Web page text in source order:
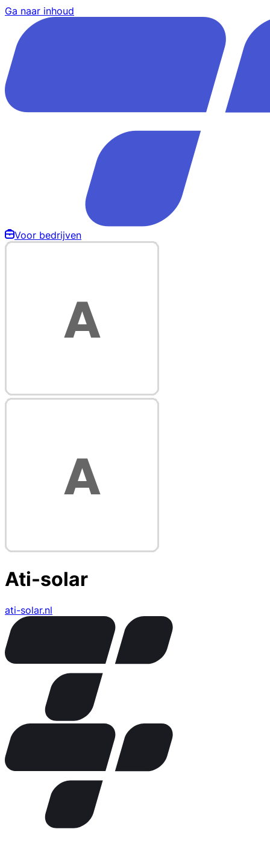
Ga naar inhoud
Voor bedrijven
Ati-solar
ati-solar.nl